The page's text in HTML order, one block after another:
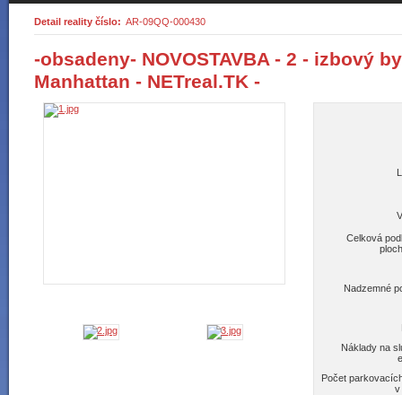
Detail reality číslo: AR-09QQ-000430
-obsadeny- NOVOSTAVBA - 2 - izbový
Manhattan - NETreal.TK -
Celková
Nadzemné
Náklady na
Počet
v